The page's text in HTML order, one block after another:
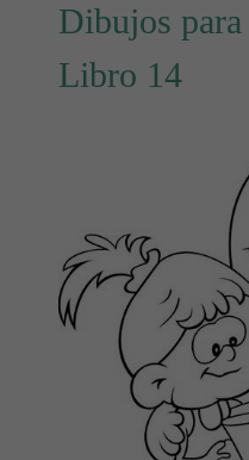
Dibujos
Libro 14